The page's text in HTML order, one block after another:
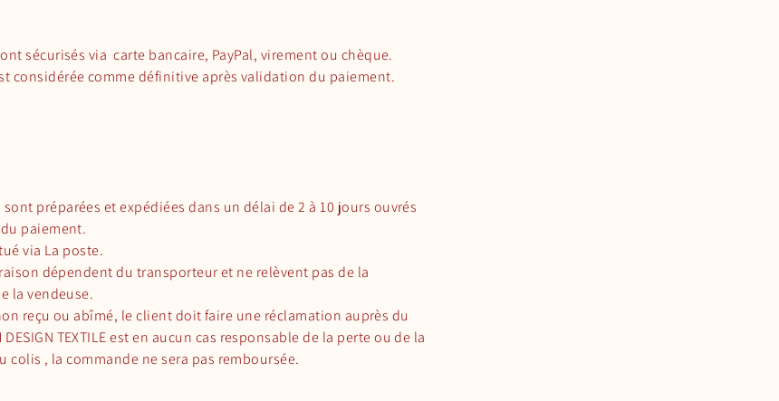
sécurisés via carte bancaire, PayPal, virement ou chèque.
considérée comme définitive après validation du paiement.
préparées et expédiées dans un délai de 2 à 10 jours ouvrés
paiement.
via La poste.
dépendent du transporteur et ne relèvent pas de la
la vendeuse.
reçu ou abîmé, le client doit faire une réclamation auprès du
TEXTILE est en aucun cas responsable de la perte ou de la
colis , la commande ne sera pas remboursée.